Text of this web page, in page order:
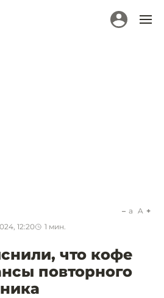
12:20 1 мин.
a A
что кофе
повторного